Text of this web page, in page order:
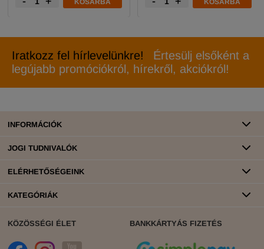
KOSÁRBA KOSÁRBA
Iratkozz fel hírlevelünkre!
Értesülj elsőként a
legújabb promóciókról, hírekről, akciókról!
INFORMÁCIÓK
JOGI TUDNIVALÓK
ELÉRHETŐSÉGEINK
KATEGÓRIÁK
KÖZÖSSÉGI ÉLET BANKKÁRTYÁS FIZETÉS